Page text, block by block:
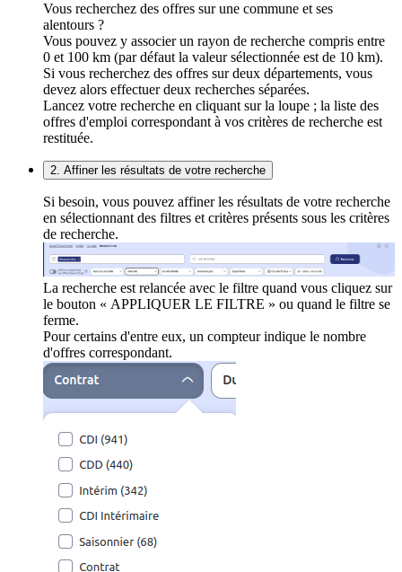
Vous recherchez des offres sur une commune et ses
alentours ?
Vous pouvez y associer un rayon de recherche compris entre
0 et 100 km (par défaut la valeur sélectionnée est de 10 km).
Si vous recherchez des offres sur deux départements, vous
devez alors effectuer deux recherches séparées.
Lancez votre recherche en cliquant sur la loupe ; la liste des
offres d'emploi correspondant à vos critères de recherche est
restituée.
2. Affiner les résultats de votre recherche
Si besoin, vous pouvez affiner les résultats de votre recherche
en sélectionnant des filtres et critères présents sous les critères
de recherche.
La recherche est relancée avec le filtre quand vous cliquez sur
le bouton « APPLIQUER LE FILTRE » ou quand le filtre se
ferme.
Pour certains d'entre eux, un compteur indique le nombre
d'offres correspondant.